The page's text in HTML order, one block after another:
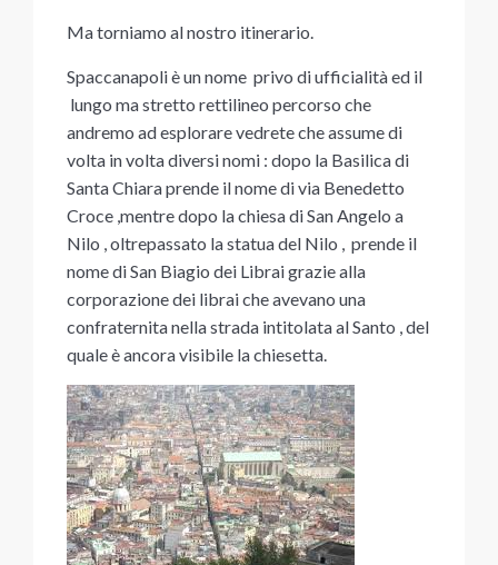
Ma torniamo al nostro itinerario.
Spaccanapoli è un nome privo di ufficialità ed il
lungo ma stretto rettilineo percorso che
andremo ad esplorare vedrete che assume di
volta in volta diversi nomi : dopo la Basilica di
Santa Chiara prende il nome di via Benedetto
Croce ,mentre dopo la chiesa di San Angelo a
Nilo , oltrepassato la statua del Nilo , prende il
nome di San Biagio dei Librai grazie alla
corporazione dei librai che avevano una
confraternita nella strada intitolata al Santo , del
quale è ancora visibile la chiesetta.